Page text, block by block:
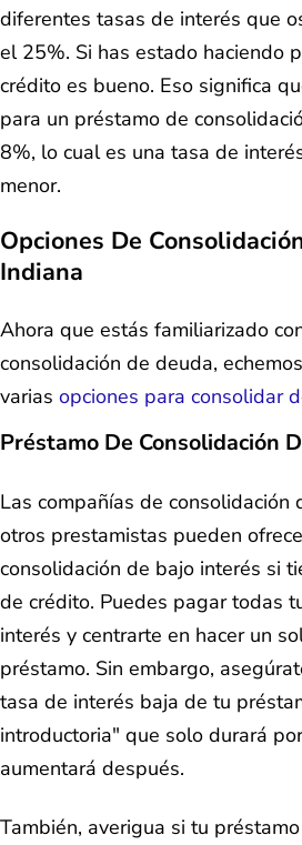
diferentes tasas de interés que
el 25%. Si has estado haciendo
crédito es bueno. Eso significa
para un préstamo de
8%, lo cual es una tasa de
menor.
Opciones De
Indiana
Ahora que estás familiarizado
consolidación de deuda,
varias opciones para consolidar
Préstamo De Consolidación
Las compañías de consolidación
otros prestamistas pueden
consolidación de bajo interés si
de crédito. Puedes pagar todas
interés y centrarte en hacer un
préstamo. Sin embargo,
tasa de interés baja de tu
introductoria" que solo durará
aumentará después.
También, averigua si tu